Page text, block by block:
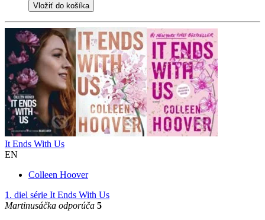
Vložiť do košíka
It Ends With Us
EN
Colleen Hoover
1. diel série It Ends With Us
Martinusáčka odporúča 5